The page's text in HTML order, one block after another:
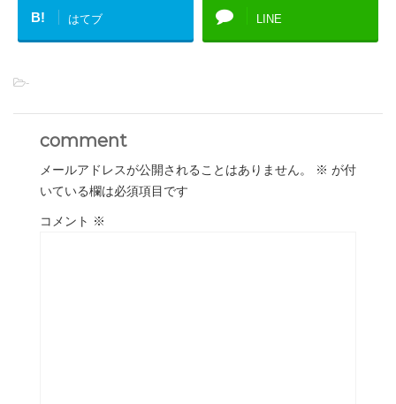
B! はてブ LINE
-
comment
メールアドレスが公開されることはありません。 ※ が付
いている欄は必須項目です
コメント ※